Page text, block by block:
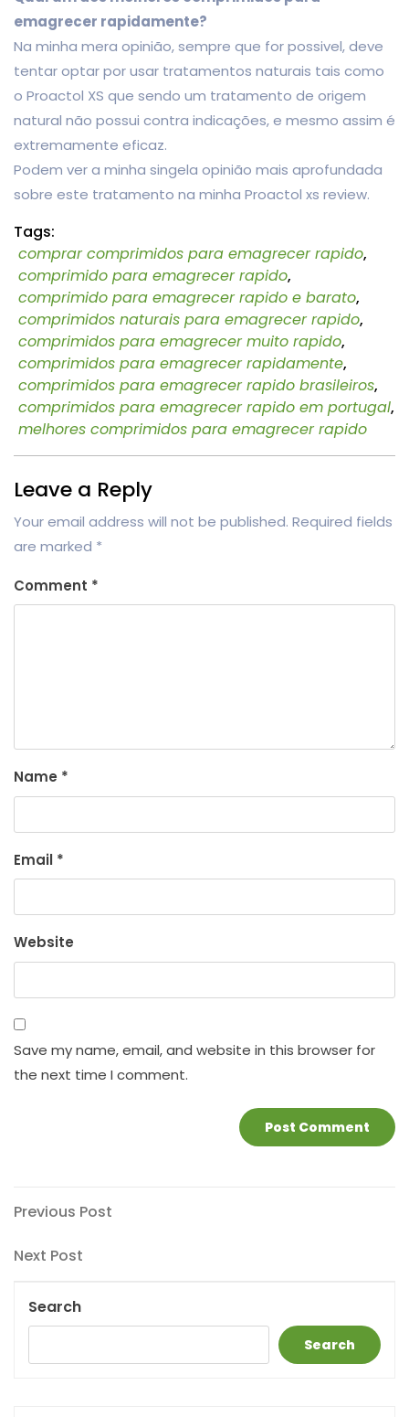
emagrecer rapidamente?
Na minha mera opinião, sempre que for possivel, deve
tentar optar por usar tratamentos naturais tais como
o Proactol XS que sendo um tratamento de origem
natural não possui contra indicações, e mesmo assim é
extremamente eficaz.
Podem ver a minha singela opinião mais aprofundada
sobre este tratamento na minha Proactol xs review.
Tags:
comprar comprimidos para emagrecer rapido,
comprimido para emagrecer rapido,
comprimido para emagrecer rapido e barato,
comprimidos naturais para emagrecer rapido,
comprimidos para emagrecer muito rapido,
comprimidos para emagrecer rapidamente,
comprimidos para emagrecer rapido brasileiros,
comprimidos para emagrecer rapido em portugal,
melhores comprimidos para emagrecer rapido
Leave a Reply
Your email address will not be published. Required fields
are marked *
Comment *
Name *
Email *
Website
Save my name, email, and website in this browser for
the next time I comment.
Post
navigation
Previous
Previous Post
Next
Next Post
Search
Search